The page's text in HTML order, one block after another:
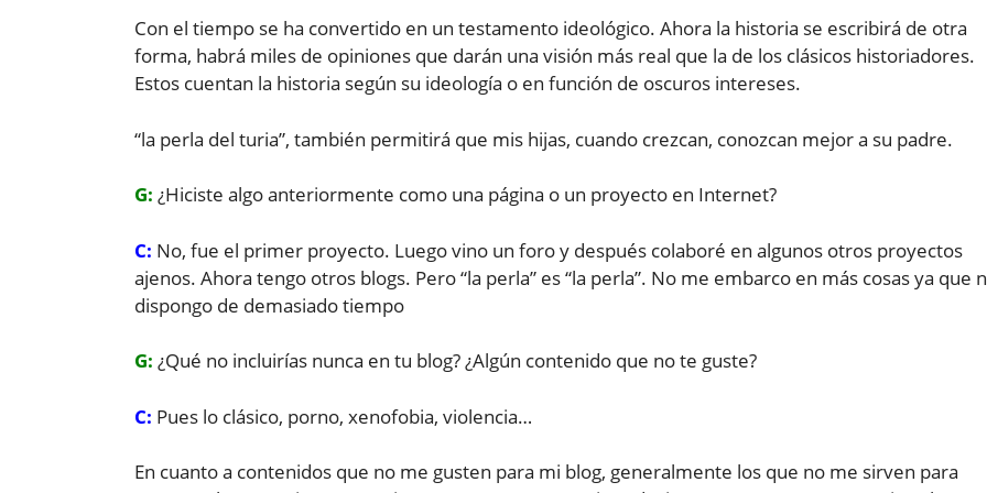
Con el tiempo se ha convertido en un testamento ideológico. Ahora la historia se escribirá de otra
forma, habrá miles de opiniones que darán una visión más real que la de los clásicos historiadores.
Estos cuentan la historia según su ideología o en función de oscuros intereses.
“la perla del turia”, también permitirá que mis hijas, cuando crezcan, conozcan mejor a su padre.
G: ¿Hiciste algo anteriormente como una página o un proyecto en Internet?
C: No, fue el primer proyecto. Luego vino un foro y después colaboré en algunos otros proyectos
ajenos. Ahora tengo otros blogs. Pero “la perla” es “la perla”. No me embarco en más cosas ya que
dispongo de demasiado tiempo
G: ¿Qué no incluirías nunca en tu blog? ¿Algún contenido que no te guste?
C: Pues lo clásico, porno, xenofobia, violencia…
En cuanto a contenidos que no me gusten para mi blog, generalmente los que no me sirven para